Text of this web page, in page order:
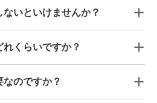
いといけませんか？
くらいですか？
のですか？